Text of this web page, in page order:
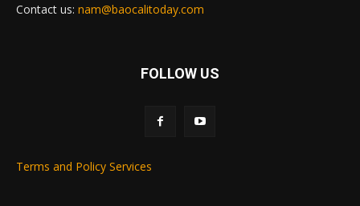
Contact us: nam@baocalitoday.com
FOLLOW US
Terms and Policy Services